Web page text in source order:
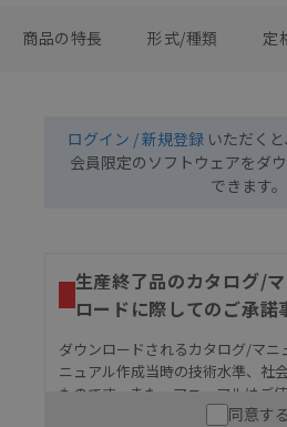
商品の特長 形式/種類 定
ログイン / 新規登録 いただく
会員限定のソフトウェアをダ
できます。
生産終了品のカタログ/
ロードに際してのご承諾
ダウンロードされるカタログ/マ
ニュアル作成当時の技術水準、社
ものです。また、マニュアルはご
ので、ご使用にあたっての安全性
同意する